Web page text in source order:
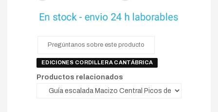
Pregúntanos sobre este producto
EDICIONES CORDILLERA CANTÁBRICA
Productos relacionados